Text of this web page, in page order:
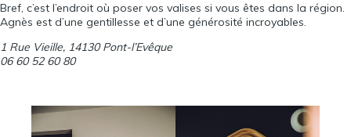
Bref, c’est l’endroit où poser vos valises si vous êtes dans la région.
Agnès est d’une gentillesse et d’une générosité incroyables.
1 Rue Vieille, 14130 Pont-l’Evêque
06 60 52 60 80